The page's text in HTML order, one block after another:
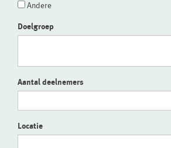
Andere
Doelgroep
Aantal deelnemers
Locatie